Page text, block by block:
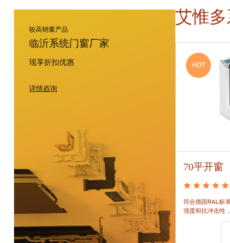
较高销量产品
临沂系统门窗厂家
现享折扣优惠
详情咨询
艾惟
HOT
88平开窗
88平开窗是门窗技术新时代的门窗系统。可实现较
大的阳光进入并获得更多的太阳能，良好的操作及
可靠的功能。保养方便，牢固耐用。
宝贝详情
HOT
70平开窗
符合德国RAL标
强度和抗冲击性
和刚性的要求。